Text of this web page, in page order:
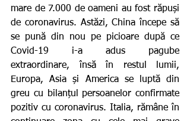
mare de 7.000 de oameni au fost răpuși
de coronavirus. Astăzi, China începe să
se pună din nou pe picioare după ce
Covid-19 i-a adus pagube
extraordinare, însă în restul lumii,
Europa, Asia și America se luptă din
greu cu bilanțul persoanelor confirmate
pozitiv cu coronavirus. Italia, rămâne în